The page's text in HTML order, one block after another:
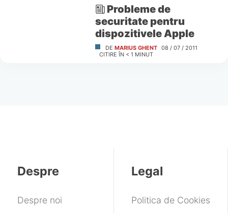
Probleme de
securitate pentru
dispozitivele Apple
DE MARIUS GHENT 08 / 07 / 2011
CITIRE ÎN < 1 MINUT
Despre
Despre noi
Legal
Politica de Cookies